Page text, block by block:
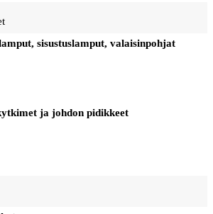
sisustuslamput, valaisinpohjat
ja johdon pidikkeet